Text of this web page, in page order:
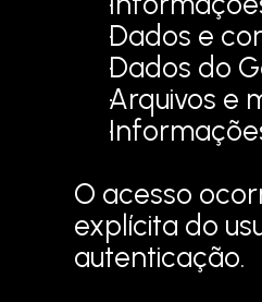
Dados e
Dados do
Arquivos e
O acesso
explícita do
autenticação.